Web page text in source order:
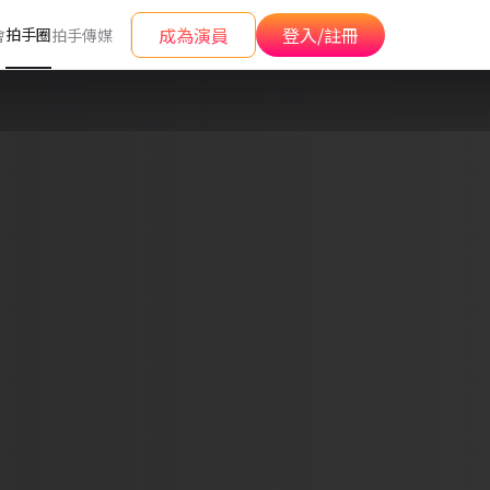
拍手圈拍手傳媒 成為演員 登入/註冊